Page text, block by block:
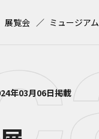
展覧会 ミュージアム
年03月06日掲載